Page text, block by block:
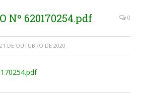
Nº 620170254.pdf 0
21 DE OUTUBRO DE 2020